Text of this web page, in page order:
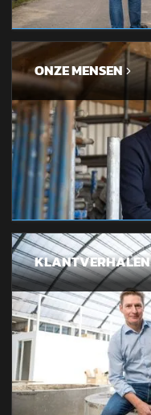
ONZE MENSEN
KLANTVERHALEN